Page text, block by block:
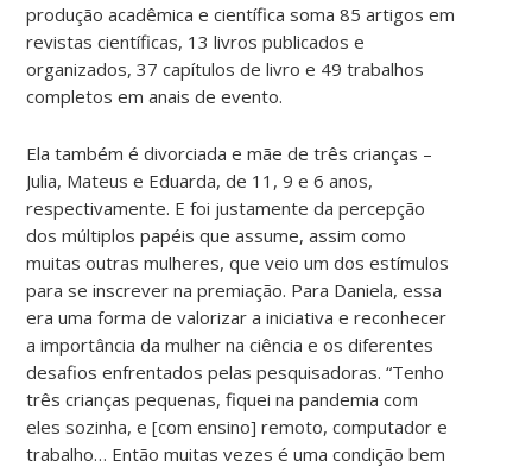
produção acadêmica e científica soma 85 artigos em
revistas científicas, 13 livros publicados e
organizados, 37 capítulos de livro e 49 trabalhos
completos em anais de evento.
Ela também é divorciada e mãe de três crianças –
Julia, Mateus e Eduarda, de 11, 9 e 6 anos,
respectivamente. E foi justamente da percepção
dos múltiplos papéis que assume, assim como
muitas outras mulheres, que veio um dos estímulos
para se inscrever na premiação. Para Daniela, essa
era uma forma de valorizar a iniciativa e reconhecer
a importância da mulher na ciência e os diferentes
desafios enfrentados pelas pesquisadoras. “Tenho
três crianças pequenas, fiquei na pandemia com
eles sozinha, e [com ensino] remoto, computador e
trabalho… Então muitas vezes é uma condição bem